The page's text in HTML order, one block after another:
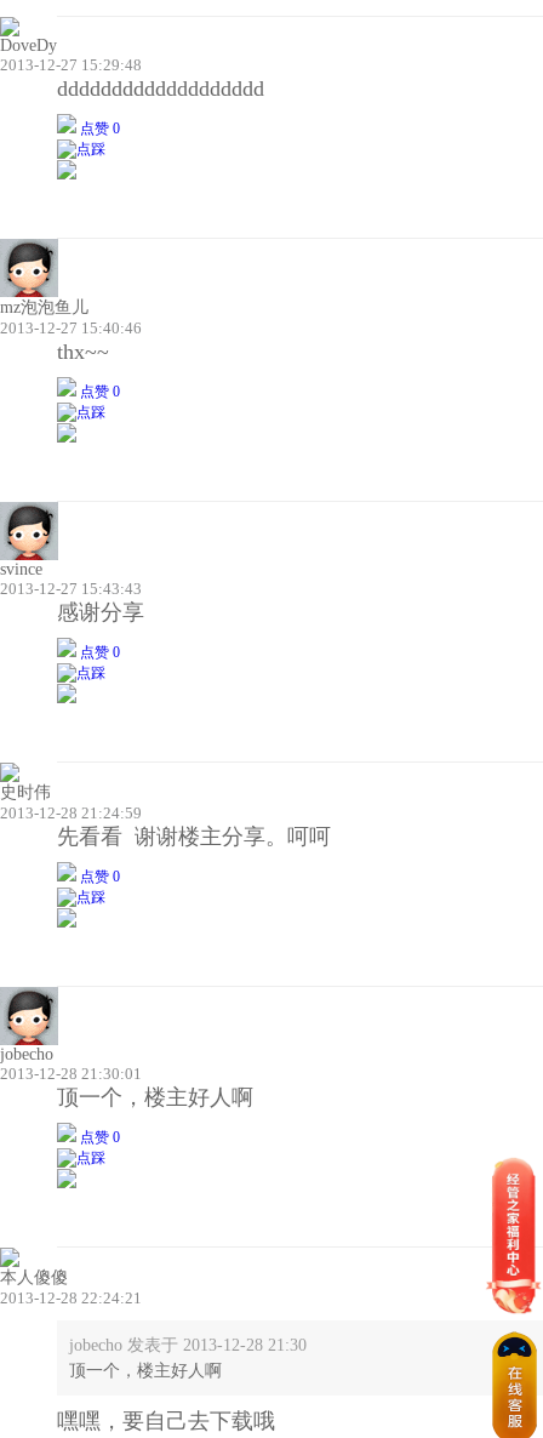
DoveDy
2013-12-27 15:29:48
ddddddddddddddddddd
点赞 0
mz泡泡鱼儿
2013-12-27 15:40:46
thx~~
点赞 0
svince
2013-12-27 15:43:43
感谢分享
点赞 0
史时伟
2013-12-28 21:24:59
先看看 谢谢楼主分享。呵呵
点赞 0
jobecho
2013-12-28 21:30:01
顶一个，楼主好人啊
点赞 0
本人傻傻
2013-12-28 22:24:21
jobecho 发表于 2013-12-28 21:30
顶一个，楼主好人啊
嘿嘿，要自己去下载哦